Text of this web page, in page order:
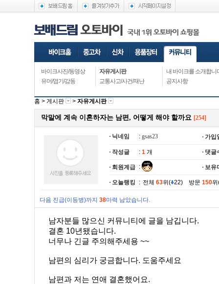
바이크사진/동영상
유머/엽기/감동
자유게시판
교통사고/사건/재난
내 바이크를 소개합니
공지사항
홈 > 게시판 > 자유게시판
막말에 계속 이혼하자는 남편, 어떻게 해야 할까요 [254]
닉네임 : gsas23 가입
작성글 : 1 개 댓글
회원계급 : 보유
오늘랭킹 : 전체 63위( 22) 방문 150위
다음 진급(이등병)까지 38마력 남았습니다.
남자분들 많으신 커뮤니티에 글을 남깁니다.
결혼 10년됐습니다.
너무나 긴글 주의해주세용 ~~
남편의 심리가 궁금합니다. 도움주세요
남편과 저는 연애 결혼했어요.